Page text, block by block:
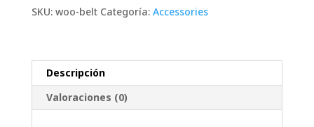
SKU: woo-belt Categoría: Accessories
Descripción
Valoraciones (0)